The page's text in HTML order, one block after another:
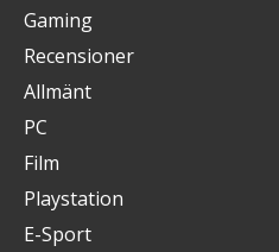
Gaming
Recensioner
Allmänt
PC
Film
Playstation
E-Sport